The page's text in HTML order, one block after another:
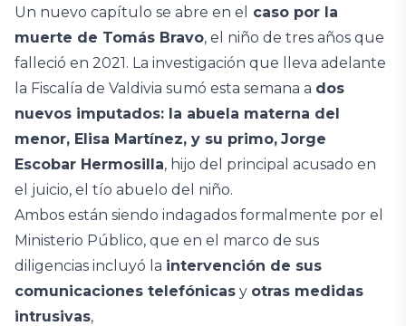
Un nuevo capítulo se abre en el
caso por la
muerte de Tomás Bravo, el niño de tres años que
falleció en 2021. La investigación que lleva adelante
la Fiscalía de Valdivia sumó esta semana a dos
nuevos imputados: la abuela materna del
menor, Elisa Martínez, y su primo, Jorge
Escobar Hermosilla, hijo del principal acusado en
el juicio, el tío abuelo del niño.
Ambos están siendo indagados formalmente por el
Ministerio Público, que en el marco de sus
diligencias incluyó la intervención de sus
comunicaciones telefónicas y otras medidas
intrusivas,